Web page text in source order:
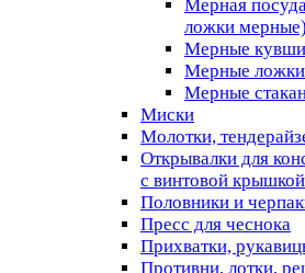
Мерная
ложки мерные)
Мерные
Мерные ложки
Мерные
Миски
Молотки,
Открывалки для
с винтовой крышкой
Половники и
Пресс для чеснока
Прихватки,
Противни, лотки,